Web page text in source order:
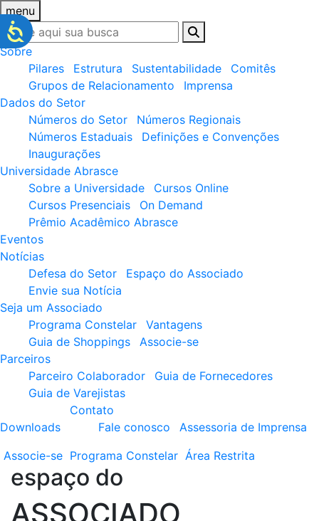
menu
Sobre
Pilares
Estrutura Sustentabilidade
Comitês
Grupos de Relacionamento
Imprensa
Dados do Setor
Números do Setor
Números Regionais
Números Estaduais
Definições e Convenções
Inaugurações
Universidade Abrasce
Sobre a Universidade
Cursos Online
Cursos Presenciais
On Demand
Prêmio Acadêmico Abrasce
Eventos
Notícias
Defesa do Setor
Espaço do Associado
Envie sua Notícia
Seja um Associado
Programa Constelar
Vantagens
Guia de Shoppings
Associe-se
Parceiros
Parceiro Colaborador
Guia de Fornecedores
Guia de Varejistas
Downloads
Contato
Fale conosco
Assessoria de Imprensa
Associe-se Programa Constelar Área Restrita
espaço do
ASSOCIADO